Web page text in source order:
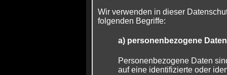
Wir verwenden in dieser
folgenden Begriffe:
a) personenbezogene Daten
Personenbezogene Daten
auf eine identifizierte oder